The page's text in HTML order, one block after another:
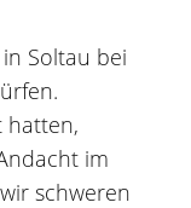
Soltau bei
hatten,
im
schweren